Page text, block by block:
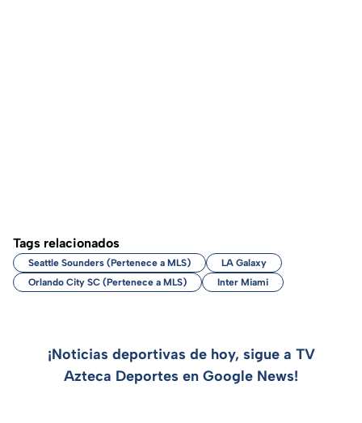
Tags relacionados
Seattle Sounders (Pertenece a MLS)
LA Galaxy
Orlando City SC (Pertenece a MLS)
Inter Miami
¡Noticias deportivas de hoy, sigue a TV
Azteca Deportes en Google News!